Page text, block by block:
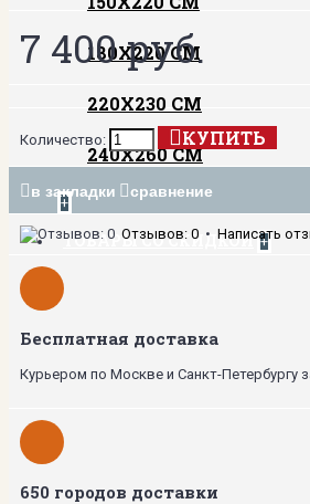
180Х220 СМ
220Х230 СМ
240Х260 СМ
+
ТОВАРЫ СО СКИДКОЙ +
7 400 руб.
Количество: КУПИТЬ
в закладки сравнение
Отзывов: 0 • Написать
Бесплатная доставка
Курьером по Москве и Санкт-Петербургу
650 городов доставки